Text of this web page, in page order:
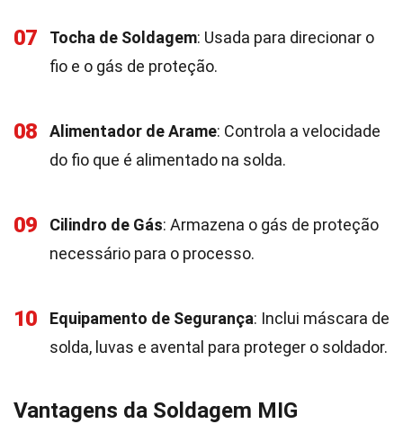
07 Tocha de Soldagem: Usada para direcionar o
fio e o gás de proteção.
08 Alimentador de Arame: Controla a velocidade
do fio que é alimentado na solda.
09 Cilindro de Gás: Armazena o gás de proteção
necessário para o processo.
10 Equipamento de Segurança: Inclui máscara de
solda, luvas e avental para proteger o soldador.
Vantagens da Soldagem MIG